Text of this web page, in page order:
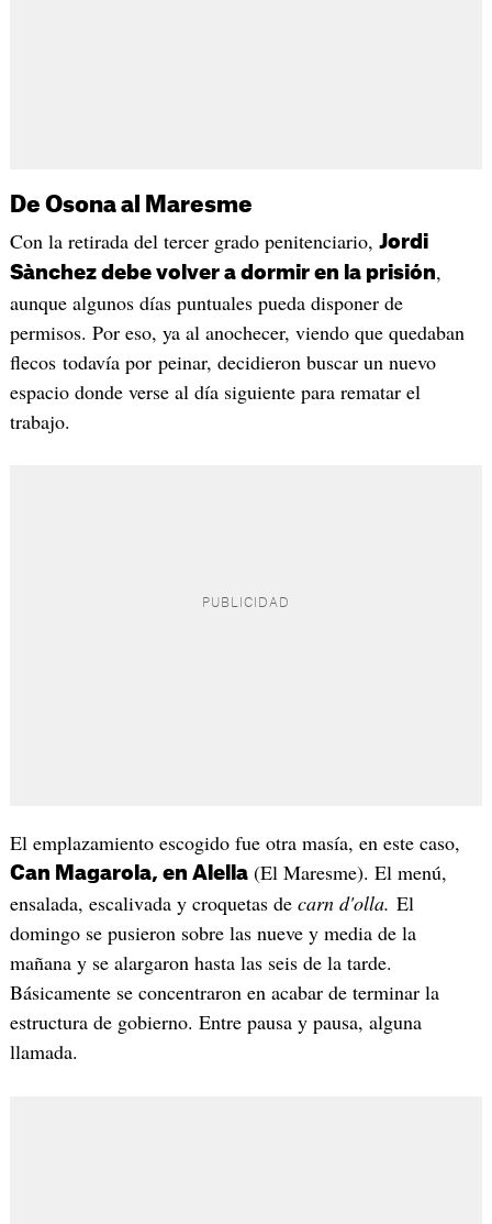
De Osona al Maresme
Con la retirada del tercer grado penitenciario, Jordi
Sànchez debe volver a dormir en la prisión,
aunque algunos días puntuales pueda disponer de
permisos. Por eso, ya al anochecer, viendo que quedaban
flecos todavía por peinar, decidieron buscar un nuevo
espacio donde verse al día siguiente para rematar el
trabajo.
El emplazamiento escogido fue otra masía, en este caso,
Can Magarola, en Alella(El Maresme). El menú,
ensalada, escalivada y croquetas de carn d'olla. El
domingo se pusieron sobre las nueve y media de la
mañana y se alargaron hasta las seis de la tarde.
Básicamente se concentraron en acabar de terminar la
estructura de gobierno. Entre pausa y pausa, alguna
llamada.